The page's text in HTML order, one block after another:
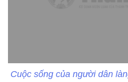
Cuộc sống của người dân